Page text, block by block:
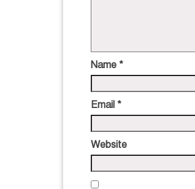
Name *
Email *
Website